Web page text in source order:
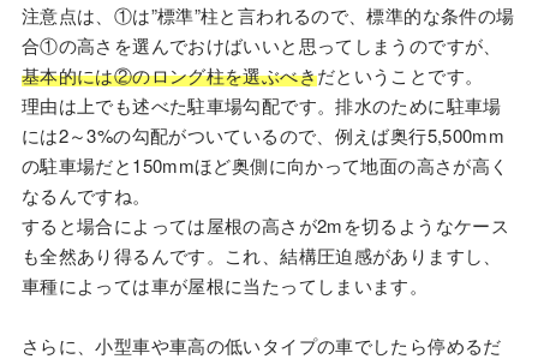
注意点は、①は”標準”柱と言われるので、標準的な条件の場
合①の高さを選んでおけばいいと思ってしまうのですが、
基本的には②のロング柱を選ぶべきだということです。
理由は上でも述べた駐車場勾配です。排水のために駐車場
には2～3%の勾配がついているので、例えば奥行5,500mm
の駐車場だと150mmほど奥側に向かって地面の高さが高く
なるんですね。
すると場合によっては屋根の高さが2mを切るようなケース
も全然あり得るんです。これ、結構圧迫感がありますし、
車種によっては車が屋根に当たってしまいます。
さらに、小型車や車高の低いタイプの車でしたら停めるだ